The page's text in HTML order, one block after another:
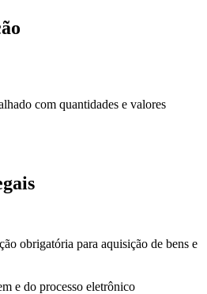
com quantidades e valores
obrigatória para aquisição de bens e
e do processo eletrônico